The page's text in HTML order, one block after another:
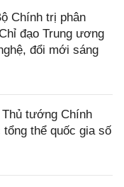
Chính trị phân
đạo Trung ương
đổi mới sáng
tướng Chính
tổng thể quốc gia số